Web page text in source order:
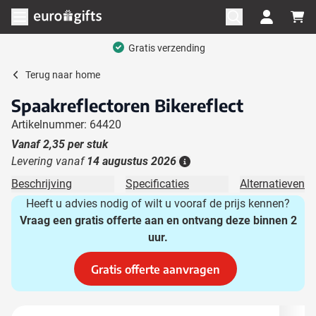
Ga naar de inhoud
Menu openen
Gratis verzending
Terug naar home
Spaakreflectoren Bikereflect
Artikelnummer: 64420
Vanaf2,35 per stuk
Levering vanaf 14 augustus 2026
Beschrijving Specificaties
Alternatieven
Heeft u advies nodig of wilt u vooraf de prijs kennen?
Vraag een gratis offerte aan en ontvang deze binnen 2
uur.
Gratis offerte aanvragen